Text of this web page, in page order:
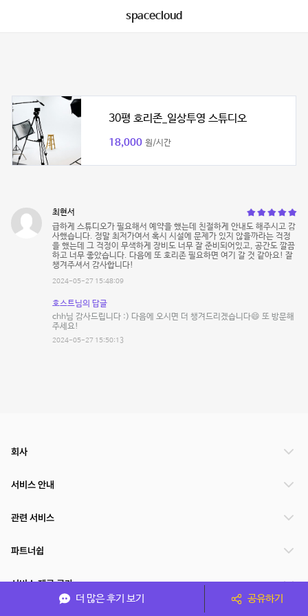
spacecloud
30평 호리존_일상투영 스튜디오
18,000 원/시간
최현서
급하게 스튜디오가 필요해서 예약을 했는데 친절하게 안내도 해주시고 감
사했습니다. 정말 최저가여서 혹시 시설에 문제가 있지 않을까라는 걱정
을 했는데 그 걱정이 무색하게 장비도 너무 잘 준비되어있고, 공간도 깔끔
하고 너무 좋았습니다. 다음에 또 호리존 필요하면 여기 갈 것 같아요! 잘
챙겨주셔서 감사합니다!
2024-05-27 15:48:09
호스트님의 답글
chh님 감사드립니다 :) 다음에 오시면 더 챙겨드리겠습니다😄 또 방문해
주세요!
2024-05-27 15:50:13
더 많은 후기 보기 공유하기
회사
서비스 안내
관련 서비스
파트너쉽
서비스 제공 국가